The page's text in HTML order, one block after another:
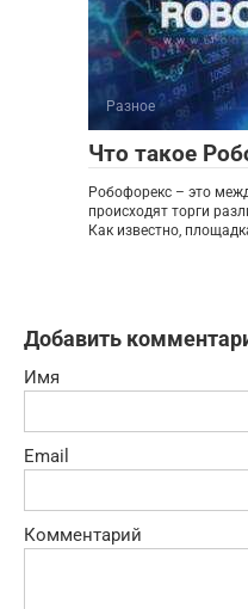
Разное
Что такое
Робофорекс – это
происходят торги
Как известно,
Добавить
Имя
Email
Комментарий